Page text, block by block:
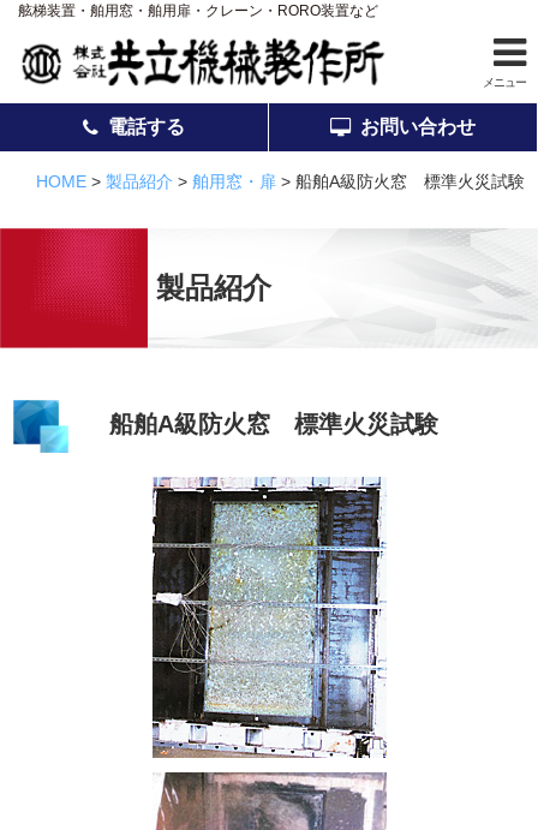
ホーム
事業案内
製品紹介
アフターサービス
会社案内
お知らせ
English
動画ギャラリー
製品カタログ
お問い合わせ
業務に関するお問い合わせ
舷梯装置・舶用窓・舶用扉・クレーン・RORO装置など
メニュー
電話する お問い合わせ
HOME> 製品紹介 > 舶用窓・扉> 船舶A級防火窓 標準火災試験
製品紹介
船舶A級防火窓 標準火災試験